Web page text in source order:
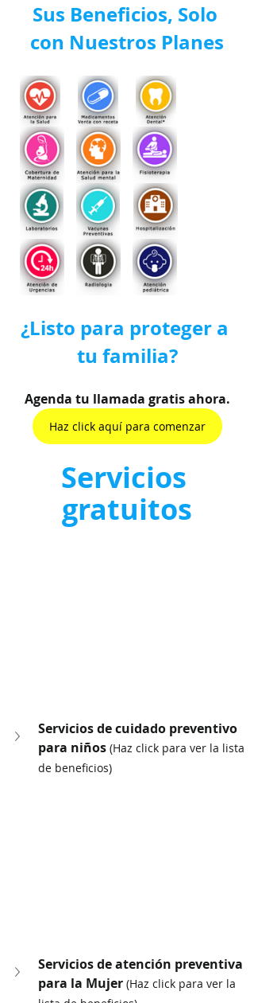
Sus Beneficios, Solo
con Nuestros Planes
¿Listo para proteger a
tu familia?
Agenda tu llamada gratis ahora.
Haz click aquí para comenzar
Servicios
gratuitos
Servicios de cuidado preventivo
para niños (Haz click para ver la lista
de beneficios)
Servicios de atención preventiva
para la Mujer (Haz click para ver la